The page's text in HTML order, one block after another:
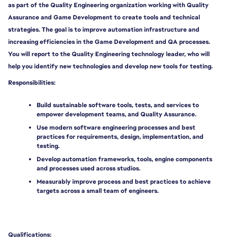
as part of the Quality Engineering organization working with Quality
Assurance and Game Development to create tools and technical
strategies. The goal is to improve automation infrastructure and
increasing efficiencies in the Game Development and QA processes.
You will report to the Quality Engineering technology leader, who will
help you identify new technologies and develop new tools for testing.
Responsibilities:
Build sustainable software tools, tests, and services to
empower development teams, and Quality Assurance.
Use modern software engineering processes and best
practices for requirements, design, implementation, and
testing.
Develop automation frameworks, tools, engine components
and processes used across studios.
Measurably improve process and best practices to achieve
targets across a small team of engineers.
Qualifications: